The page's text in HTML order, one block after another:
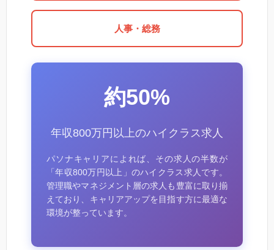
人事・総務
約50%
年収800万円以上のハイクラス求人
パソナキャリアによれば、その求人の半数が
「年収800万円以上」のハイクラス求人です。
管理職やマネジメント層の求人も豊富に取り揃
えており、キャリアアップを目指す方に最適な
環境が整っています。